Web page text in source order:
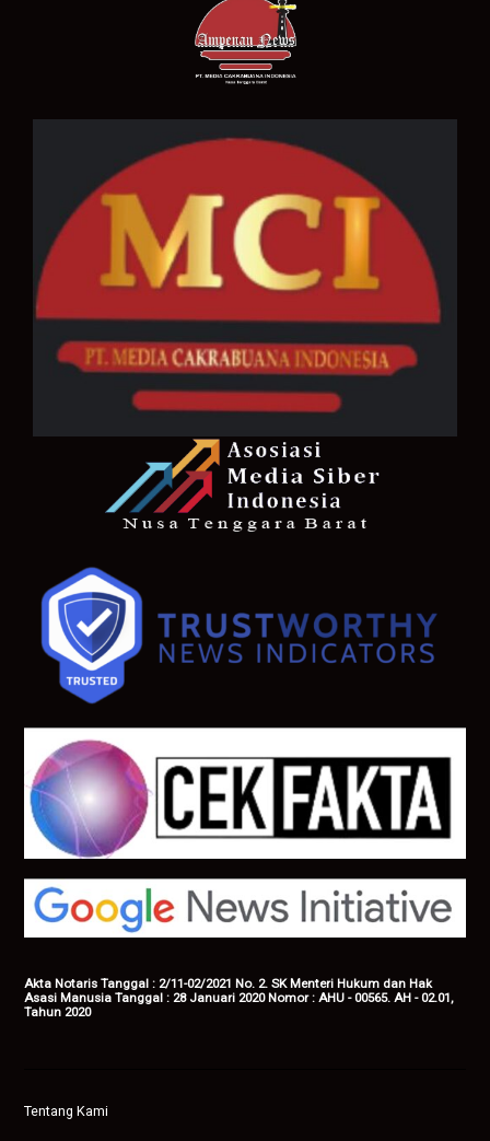
Akta Notaris Tanggal : 2/11-02/2021 No. 2. SK Menteri Hukum dan Hak
Asasi Manusia Tanggal : 28 Januari 2020 Nomor : AHU - 00565. AH - 02.01,
Tahun 2020
Tentang Kami